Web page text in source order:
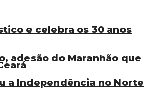
adesão do Maranhão que
a Independência no Norte
e celebra os 30 anos